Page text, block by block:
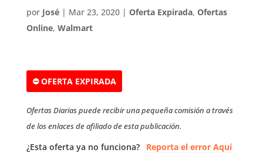
por José| Mar 23, 2020| Oferta Expirada, Ofertas
Online, Walmart
⛔ OFERTA EXPIRADA
Ofertas Diarias puede recibir una pequeña comisión a través
de los enlaces de afiliado de esta publicación.
¿Esta oferta ya no funciona? Reporta el error Aquí